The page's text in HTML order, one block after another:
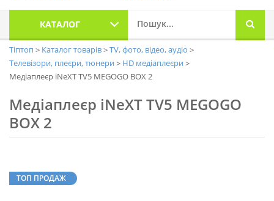
КАТАЛОГ
Тіптоп Каталог товарів
TV, фото, відео, аудіо
Телевізори, плеєри, тюнери
HD медіаплеєри
Медіаплеєр iNeXT TV5 MEGOGO BOX 2
Медіаплеєр iNeXT TV5 MEGOGO
BOX 2
ТОП ПРОДАЖ